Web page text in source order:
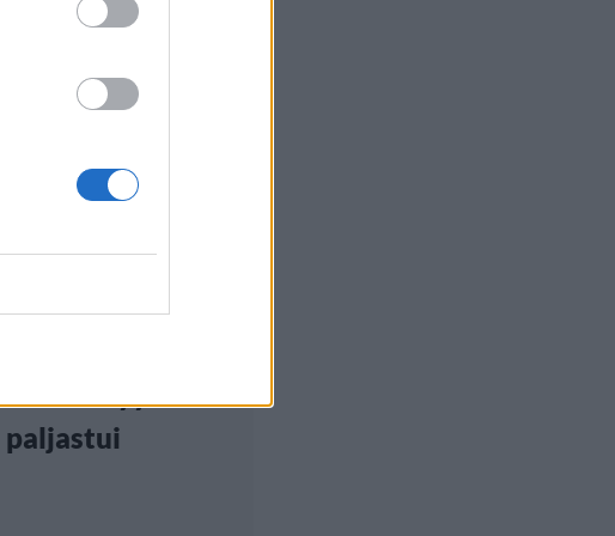
20.1.2018, 19:00
Näyttelijä Tom
Hardyn salattu
paljastui